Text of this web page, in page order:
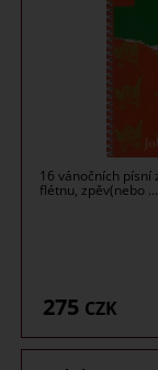
16 vánočních písní
flétnu, zpěv(nebo ...
275 CZK